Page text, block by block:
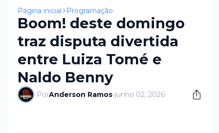
Página inicial Programação
Boom! deste domingo
traz disputa divertida
entre Luiza Tomé e
Naldo Benny
PorAnderson Ramos-junho 02, 2026